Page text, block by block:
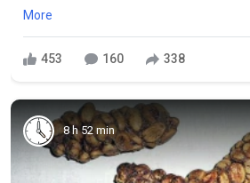
More
453 160 338
8 h 52 min